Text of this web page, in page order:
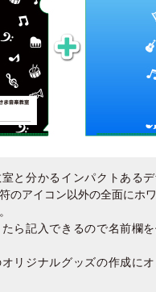
と分かるインパクトある
のアイコン以外の全面にホ
ら記入できるので名前欄
リジナルグッズの作成に